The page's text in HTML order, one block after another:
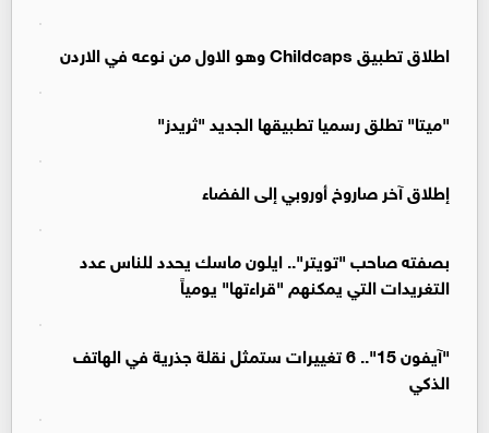
اطلاق تطبيق Childcaps وهو الاول من نوعه في الاردن
"ميتا" تطلق رسميا تطبيقها الجديد "ثريدز"
إطلاق آخر صاروخ أوروبي إلى الفضاء
بصفته صاحب "تويتر".. ايلون ماسك يحدد للناس عدد
التغريدات التي يمكنهم "قراءتها" يومياً
"آيفون 15".. 6 تغييرات ستمثل نقلة جذرية في الهاتف
الذكي